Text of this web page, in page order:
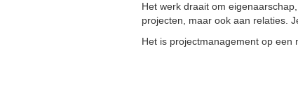
Het werk draait om
projecten, maar ook aan relaties.
Het is projectmanagement op een